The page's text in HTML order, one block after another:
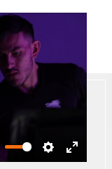
Settings
Enter